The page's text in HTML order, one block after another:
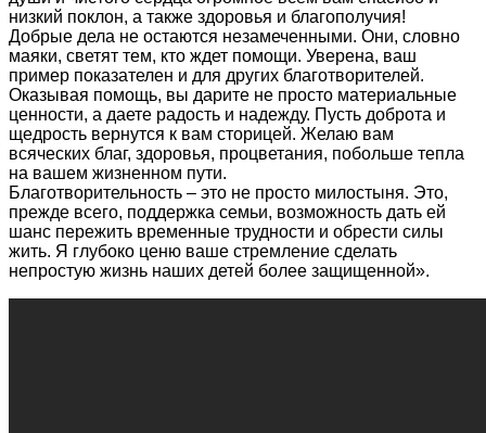
низкий поклон, а также здоровья и благополучия!
Добрые дела не остаются незамеченными. Они, словно
маяки, светят тем, кто ждет помощи. Уверена, ваш
пример показателен и для других благотворителей.
Оказывая помощь, вы дарите не просто материальные
ценности, а даете радость и надежду. Пусть доброта и
щедрость вернутся к вам сторицей. Желаю вам
всяческих благ, здоровья, процветания, побольше тепла
на вашем жизненном пути.
Благотворительность – это не просто милостыня. Это,
прежде всего, поддержка семьи, возможность дать ей
шанс пережить временные трудности и обрести силы
жить. Я глубоко ценю ваше стремление сделать
непростую жизнь наших детей более защищенной».